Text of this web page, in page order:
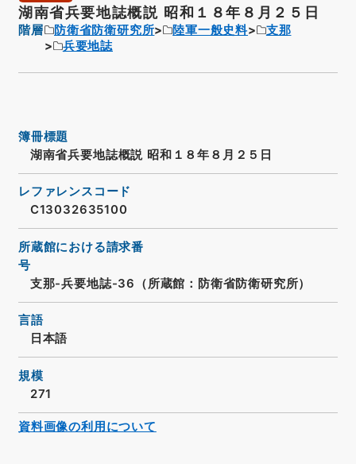
湖南省兵要地誌概説 昭和１８年８月２５日
階層 防衛省防衛研究所 陸軍一般史料
支那
兵要地誌
簿冊標題
湖南省兵要地誌概説 昭和１８年８月２５日
レファレンスコード
C13032635100
所蔵館における請求番
号
支那-兵要地誌-36（所蔵館：防衛省防衛研究所）
言語
日本語
規模
271
資料画像の利用について